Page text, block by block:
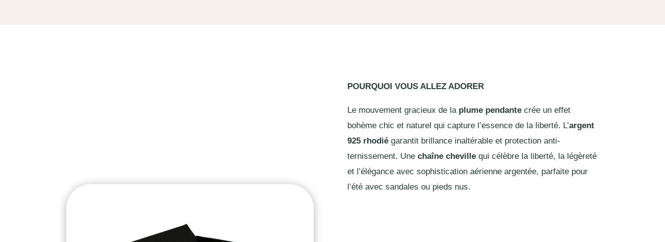
POURQUOI VOUS ALLEZ ADORER
Le mouvement gracieux de la plume pendantecrée un effet
bohème chic et naturel qui capture l’essence de la liberté. L’argent
925 rhodiégarantit brillance inaltérable et protection anti-
ternissement. Une chaîne chevillequi célèbre la liberté, la légèreté
et l’élégance avec sophistication aérienne argentée, parfaite pour
l’été avec sandales ou pieds nus.